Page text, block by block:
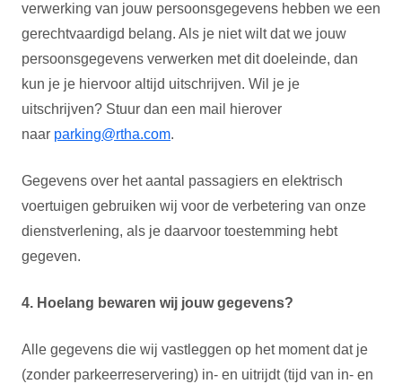
verwerking van jouw persoonsgegevens hebben we een
gerechtvaardigd belang. Als je niet wilt dat we jouw
persoonsgegevens verwerken met dit doeleinde, dan
kun je je hiervoor altijd uitschrijven. Wil je je
uitschrijven? Stuur dan een mail hierover
naar parking@rtha.com.
Gegevens over het aantal passagiers en elektrisch
voertuigen gebruiken wij voor de verbetering van onze
dienstverlening, als je daarvoor toestemming hebt
gegeven.
4. Hoelang bewaren wij jouw gegevens?
Alle gegevens die wij vastleggen op het moment dat je
(zonder parkeerreservering) in- en uitrijdt (tijd van in- en